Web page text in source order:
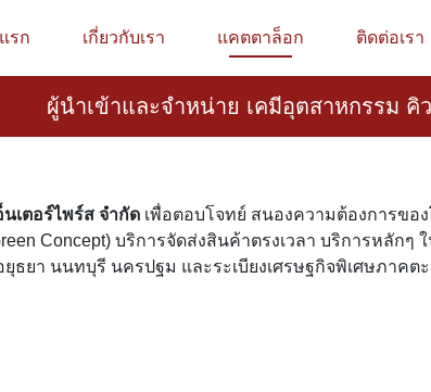
รก เกี่ยวกับเรา แคตตาล็อก ติดต่อเรา
ผู้นำเข้าและจำหน่าย เคมีอุตสาหกรรม คิ
เตอร์ไพร์ส จำกัด เพื่อตอบโจทย์ สนองความต้องการของ
Concept) บริการจัดส่งสินค้าตรงเวลา บริการหลักๆ ใ
ยา นนทบุรี นครปฐม และระเบียงเศรษฐกิจพิเศษภาคต